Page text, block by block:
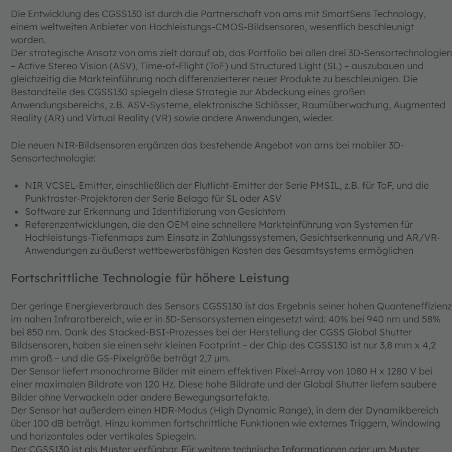
Die Entwicklung des CGSS130 ist durch die Partnerschaft von ams mit SmartSens Technology,
einem weltweiten Anbieter von Hochleistungs-CMOS-Bildsensoren, wesentlich beschleunigt
worden.
Der strategische Ansatz von ams zielt darauf ab, das Portfolio bei allen drei 3D-Sensortechnologien
– Active Stereo Vision (ASV), Time-of-Flight (ToF) und Structured Light (SL) – auszubauen und
gleichzeitig die Markteinführung noch differenzierterer neuer Produkte zu beschleunigen. Die
Bestandteile des CGSS130 spiegeln diese Strategie zur Abdeckung eines großen
Anwendungsbereichs, z.B. ASV-Systeme, elektronische Schlösser, Raumüberwachung, Augmented
Reality (AR) und Virtual Reality (VR) sowie andere Anwendungen, wieder.
Die neuen NIR-Bildsensoren ergänzen das bestehende Angebot von ams bei mobiler 3D-
Sensortechnologie:
NIR VCSEL-Emitter, einschließlich der Flutlicht-Emitter der Serie PMSIL, z.B. für ToF, und die
Punktraster-Projektoren der Serie Belago für SL oder ASV
Software zur Erkennung und Identifizierung von Gesichtern
Referenzentwicklungen, die den OEM eine schnellere Markteinführung von Systemen für
Hochleistungs-Tiefenmaps zum Einsatz in Zahlungssystemen, Gesichtserkennung und AR/VR-
Anwendungen zu äußerst wettbewerbsfähigen Kosten des Gesamtsystems ermöglichen
Fortschrittliche Technologie für höhere Leistung
Der geringe Energieverbrauch des Sensors CGSS130 ist das Ergebnis seiner hohen Quanteneffizienz
im nahen Infrarotbereich, wie er in 3D-Sensorsystemen eingesetzt wird: 40% bei 940 nm und 58%
bei 850 nm. Dank des Stacked-BSI-Prozesses bei der Herstellung der CGSS Global Shutter
Bildsensoren, haben sie einen sehr kleinen Footprint – der Chip des CGSS130 ist nur 3,8 mm x 4,2
mm groß – und die GS-Pixelgröße beträgt 2,7 μm.
Der Sensor liefert monochrome Bilder mit einem effektiven Pixel-Array von 1080 H x 1280 V bei
einer maximalen Bildrate von 120 Hz. Diese hohe Bildrate und der Global Shutter liefern saubere
Bilder ohne Verwackeln oder andere Bewegungsartefakte.
Der Sensor hat außerdem einen HDR-Modus (High Dynamic Range), in dem der Dynamikbereich
über 100 dB beträgt. Hinzu kommen fortschrittliche Funktionen wie externes Triggern, Windowing
und horizontales oder vertikales Spiegeln.
Der CGSS130 ist als Muster verfügbar. Für weitere technische Informationen oder um Muster